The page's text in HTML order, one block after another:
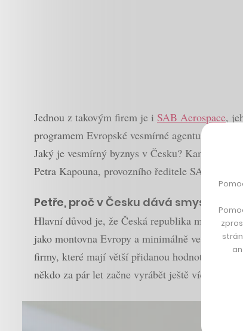
Jednou z takovým firem je i SAB Aerospace,
programem Evropské vesmírné agentury
Jaký je vesmírný byznys v Česku? Kam všude
Petra Kapouna, provozního ředitele SAB
Petře, proč v Česku dává smysl
Hlavní důvod je, že Česká republika má
jako montovna Evropy a minimálně ve
firmy, které mají větší přidanou hodnotu, tedy
někdo za pár let začne vyrábět ještě víc na